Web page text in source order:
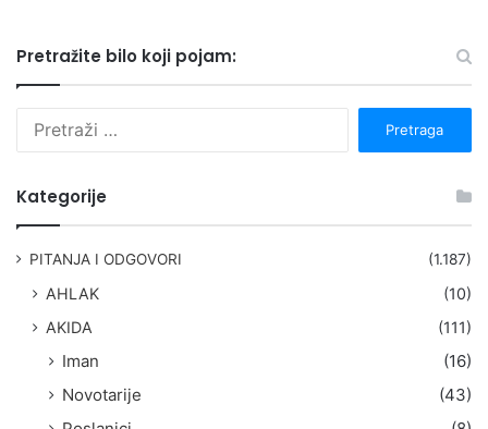
Pretražite bilo koji pojam:
Kategorije
PITANJA I ODGOVORI (1.187)
AHLAK
(10)
AKIDA
(111)
Iman
(16)
Novotarije
(43)